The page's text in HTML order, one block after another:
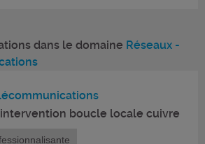
dans le domaine Réseaux -
boucle locale cuivre